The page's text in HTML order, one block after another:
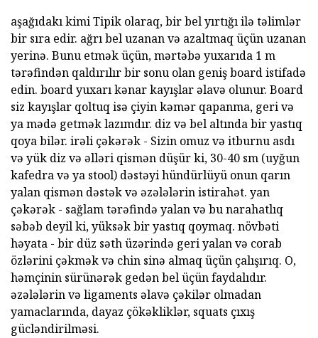
aşağıdakı kimi Tipik olaraq, bir bel yırtığı ilə təlimlər
bir sıra edir. ağrı bel uzanan və azaltmaq üçün uzanan
yerinə. Bunu etmək üçün, mərtəbə yuxarıda 1 m
tərəfindən qaldırılır bir sonu olan geniş board istifadə
edin. board yuxarı kənar kayışlar əlavə olunur. Board
siz kayışlar qoltuq isə çiyin kəmər qapanma, geri və
ya mədə getmək lazımdır. diz və bel altında bir yastıq
qoya bilər. irəli çəkərək - Sizin omuz və itburnu asdı
və yük diz və əlləri qismən düşür ki, 30-40 sm (uyğun
kafedra və ya stool) dəstəyi hündürlüyü onun qarın
yalan qismən dəstək və əzələlərin istirahət. yan
çəkərək - sağlam tərəfində yalan və bu narahatlıq
səbəb deyil ki, yüksək bir yastıq qoymaq. növbəti
həyata - bir düz səth üzərində geri yalan və corab
özlərini çəkmək və chin sinə almaq üçün çalışırıq. O,
həmçinin sürünərək gedən bel üçün faydalıdır.
əzələlərin və ligaments əlavə çəkilər olmadan
yamaclarında, dayaz çökəkliklər, squats çıxış
gücləndirilməsi.